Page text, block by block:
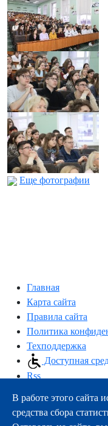
Еще фотографии
Главная
Карта сайта
Правила сайта
Политика
Техподдержка
Доступная
Rss
163000,
тел.:+7 (8182) 21-11-63
В работе этого сайта
средства сбора